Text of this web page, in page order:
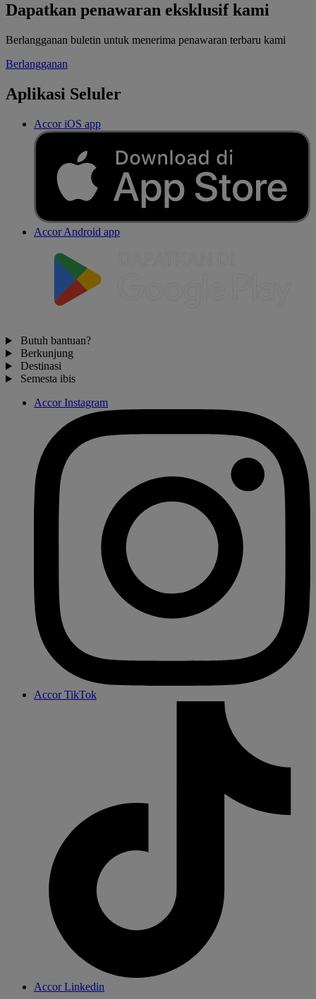
Dapatkan penawaran eksklusif kami
Berlangganan buletin untuk menerima penawaran terbaru kami
Berlangganan
Aplikasi Seluler
Accor iOS app
Accor Android app
Butuh bantuan?
Berkunjung
Destinasi
Semesta ibis
Accor Instagram
Accor TikTok
Accor Linkedin